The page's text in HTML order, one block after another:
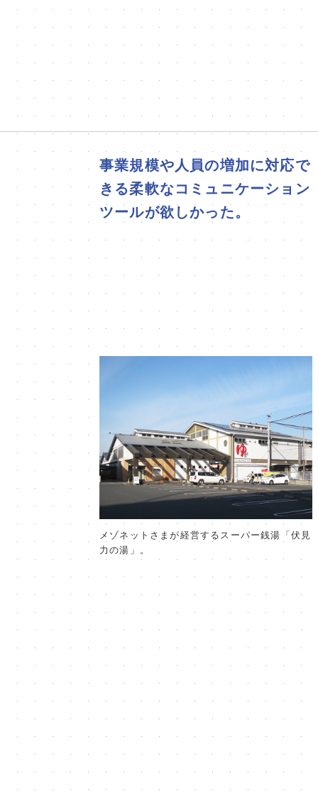
事業規模や人員の増加に対応で
きる柔軟なコミュニケーション
ツールが欲しかった。
メゾネットさまが経営するスーパー銭湯「伏見
力の湯」。